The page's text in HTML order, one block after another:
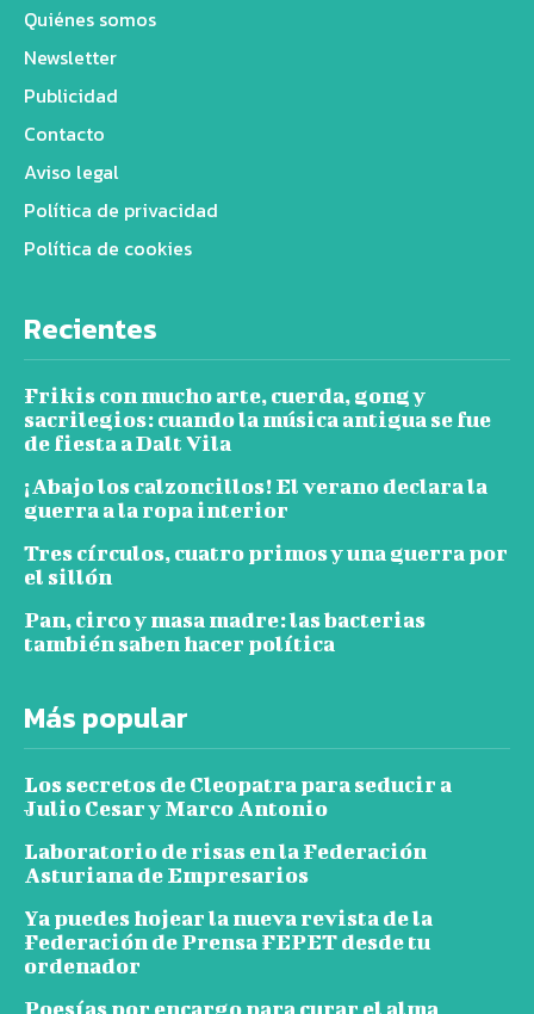
Quiénes somos
Newsletter
Publicidad
Contacto
Aviso legal
Política de privacidad
Política de cookies
Recientes
Frikis con mucho arte, cuerda, gong y
sacrilegios: cuando la música antigua se fue
de fiesta a Dalt Vila
¡Abajo los calzoncillos! El verano declara la
guerra a la ropa interior
Tres círculos, cuatro primos y una guerra por
el sillón
Pan, circo y masa madre: las bacterias
también saben hacer política
Más popular
Los secretos de Cleopatra para seducir a
Julio Cesar y Marco Antonio
Laboratorio de risas en la Federación
Asturiana de Empresarios
Ya puedes hojear la nueva revista de la
Federación de Prensa FEPET desde tu
ordenador
Poesías por encargo para curar el alma